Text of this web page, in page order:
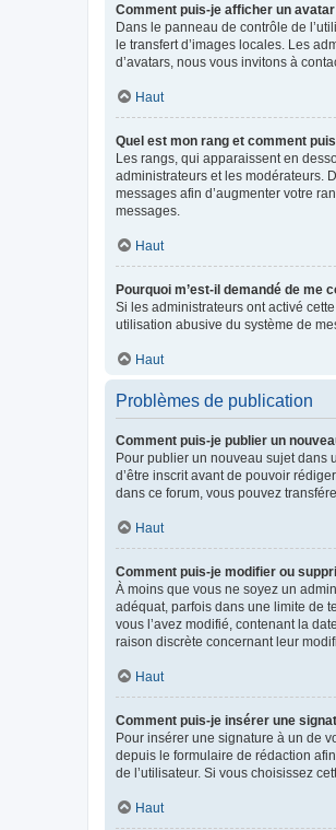
Comment puis-je afficher un
Dans le panneau de contrôle de
le transfert d’images locales. Les
d’avatars, nous vous invitons à
Haut
Quel est mon rang et comment
Les rangs, qui apparaissent en
administrateurs et les modérateurs.
messages afin d’augmenter votre
messages.
Haut
Pourquoi m’est-il demandé de me
Si les administrateurs ont activé
utilisation abusive du système de
Haut
Problèmes de publication
Comment puis-je publier un
Pour publier un nouveau sujet dans
d’être inscrit avant de pouvoir
dans ce forum, vous pouvez
Haut
Comment puis-je modifier ou
À moins que vous ne soyez un
adéquat, parfois dans une limite de
vous l’avez modifié, contenant la
raison discrète concernant leur
Haut
Comment puis-je insérer une
Pour insérer une signature à un de
depuis le formulaire de rédaction
de l’utilisateur. Si vous choisissez
Haut